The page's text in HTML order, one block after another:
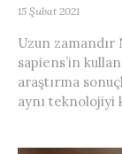
15 Şubat 2021
Uzun
sapiens’in
araştırma
aynı teknolojiyi